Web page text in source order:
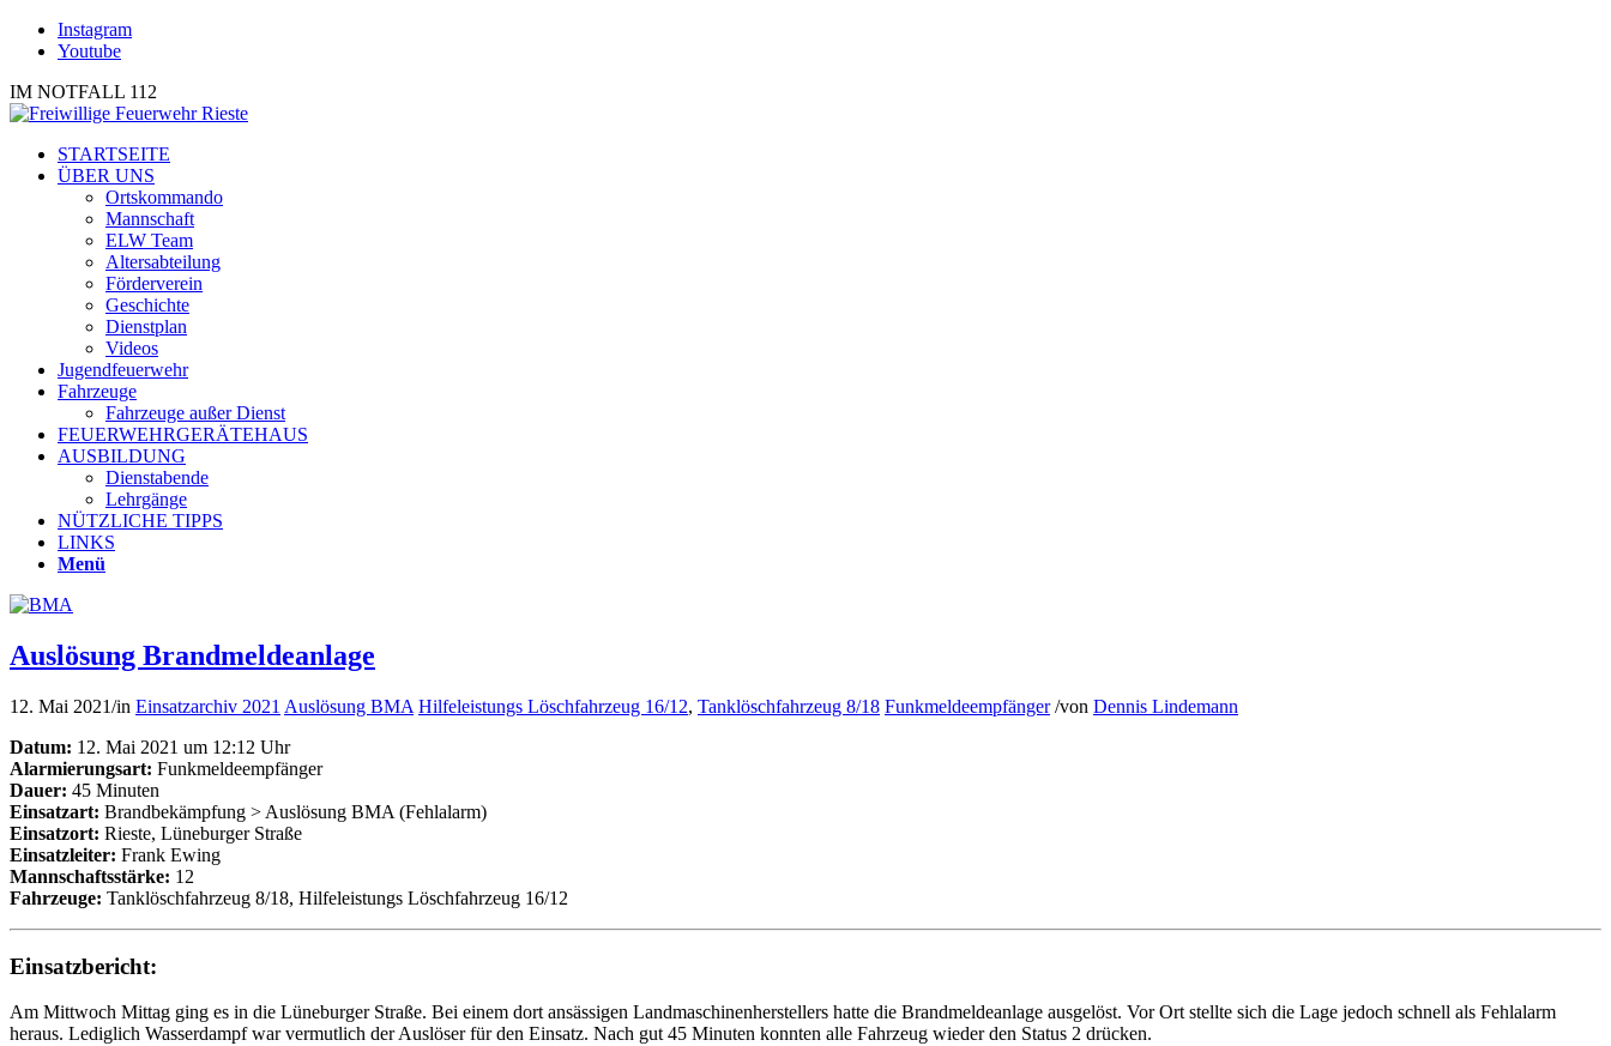
Instagram
Youtube
IM NOTFALL 112
STARTSEITE
ÜBER UNS
Ortskommando
Mannschaft
ELW Team
Altersabteilung
Förderverein
Geschichte
Dienstplan
Videos
Jugendfeuerwehr
Fahrzeuge
Fahrzeuge außer Dienst
FEUERWEHRGERÄTEHAUS
AUSBILDUNG
Dienstabende
Lehrgänge
NÜTZLICHE TIPPS
LINKS
Menü
Auslösung Brandmeldeanlage
12. Mai 2021/in Einsatzarchiv 2021 Auslösung BMA Hilfeleistungs Löschfahrzeug 16/12, Tanklöschfahrzeug 8/18 Funkmeldeempfänger /von Dennis Lindemann
Datum: 12. Mai 2021 um 12:12 Uhr
Alarmierungsart: Funkmeldeempfänger
Dauer: 45 Minuten
Einsatzart: Brandbekämpfung > Auslösung BMA (Fehlalarm)
Einsatzort: Rieste, Lüneburger Straße
Einsatzleiter: Frank Ewing
Mannschaftsstärke: 12
Fahrzeuge: Tanklöschfahrzeug 8/18, Hilfeleistungs Löschfahrzeug 16/12
Einsatzbericht:
Am Mittwoch Mittag ging es in die Lüneburger Straße. Bei einem dort ansässigen Landmaschinenherstellers hatte die Brandmeldeanlage ausgelöst. Vor Ort stellte sich die Lage jedoch schnell als Fehlalarm
heraus. Lediglich Wasserdampf war vermutlich der Auslöser für den Einsatz. Nach gut 45 Minuten konnten alle Fahrzeug wieder den Status 2 drücken.